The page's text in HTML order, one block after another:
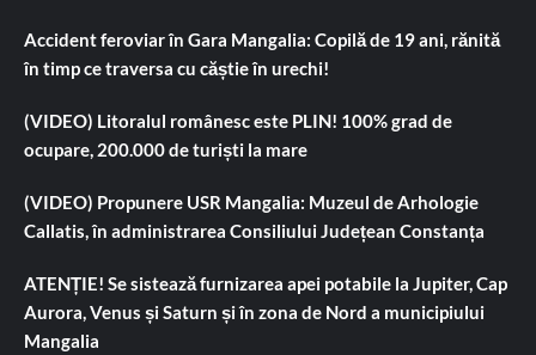
Accident feroviar în Gara Mangalia: Copilă de 19 ani, rănită
în timp ce traversa cu căștie în urechi!
(VIDEO) Litoralul românesc este PLIN! 100% grad de
ocupare, 200.000 de turiști la mare
(VIDEO) Propunere USR Mangalia: Muzeul de Arhologie
Callatis, în administrarea Consiliului Județean Constanța
ATENȚIE! Se sistează furnizarea apei potabile la Jupiter, Cap
Aurora, Venus și Saturn și în zona de Nord a municipiului
Mangalia